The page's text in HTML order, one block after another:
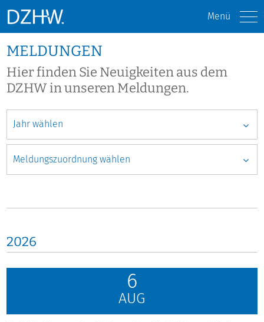
Menü
MELDUNGEN
Hier finden Sie Neuigkeiten aus dem
DZHW in unseren Meldungen.
2026
6
AUG